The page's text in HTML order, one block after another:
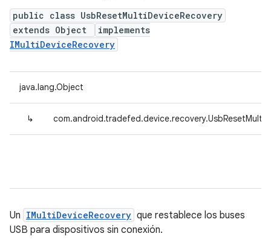
public class UsbResetMultiDeviceRecovery
extends Object
implements
IMultiDeviceRecovery
java.lang.Object
↳
Un IMultiDeviceRecovery que restablece los buses
USB para dispositivos sin conexión.